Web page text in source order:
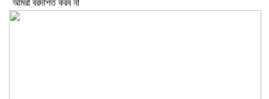
আমরা বরদাশত করব না